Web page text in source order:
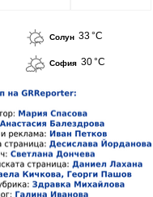
Солун 33 °C
София 30 °C